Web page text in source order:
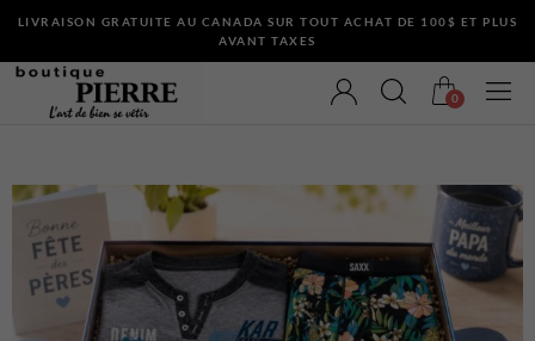
LIVRAISON GRATUITE AU CANADA SUR TOUT ACHAT DE 100$ ET PLUS
AVANT TAXES
VÊTEMENTS
Bermudas
Chandails et Cardigans
0